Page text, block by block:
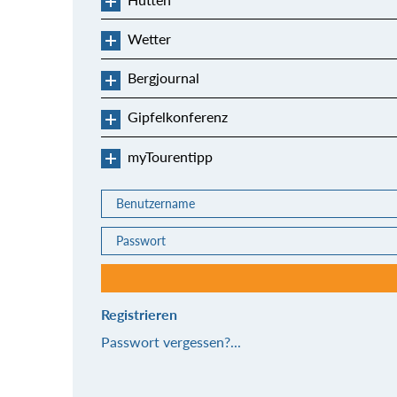
Wetter
Bergjournal
Gipfelkonferenz
myTourentipp
Registrieren
Passwort vergessen?...